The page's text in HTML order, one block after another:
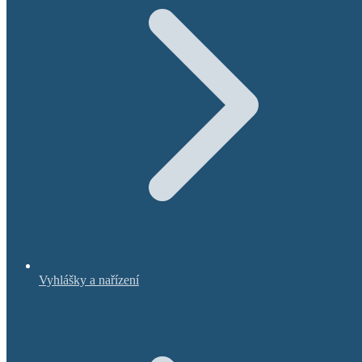
Vyhlášky a nařízení